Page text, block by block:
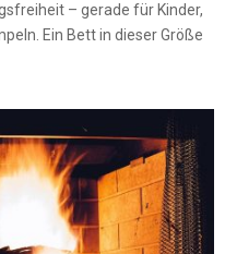
– gerade für Kinder,
Ein Bett in dieser Größe